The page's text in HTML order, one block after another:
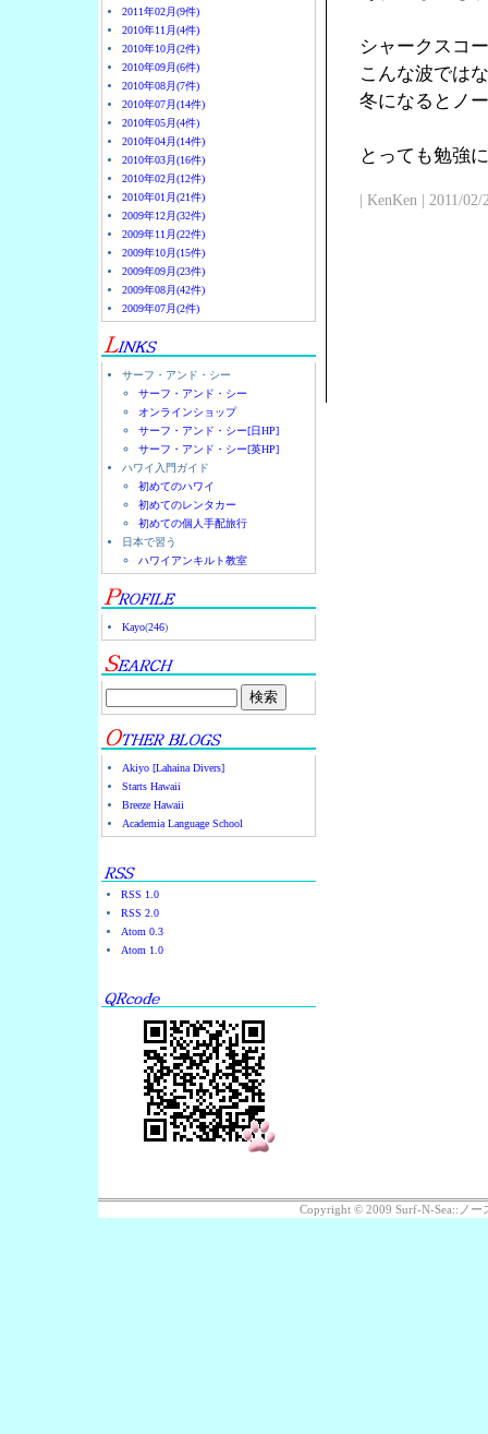
2011年02月(9件)
2010年11月(4件)
2010年10月(2件)
2010年09月(6件)
2010年08月(7件)
2010年07月(14件)
2010年05月(4件)
2010年04月(14件)
2010年03月(16件)
2010年02月(12件)
2010年01月(21件)
2009年12月(32件)
2009年11月(22件)
2009年10月(15件)
2009年09月(23件)
2009年08月(42件)
2009年07月(2件)
サーフ・アンド・シー
サーフ・アンド・シー
オンラインショップ
サーフ・アンド・シー[日HP]
サーフ・アンド・シー[英HP]
ハワイ入門ガイド
初めてのハワイ
初めてのレンタカー
初めての個人手配旅行
日本で習う
ハワイアンキルト教室
Kayo(246)
Akiyo [Lahaina Divers]
Starts Hawaii
Breeze Hawaii
Academia Language School
RSS 1.0
RSS 2.0
Atom 0.3
Atom 1.0
シャークスコ
こんな波では
冬になるとノ
とっても勉強
| KenKen | 2011/
Copyright © 2009 Surf-N-Sea::ノー